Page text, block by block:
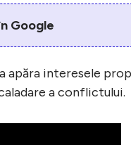
Google
apăra interesele
a conflictului.